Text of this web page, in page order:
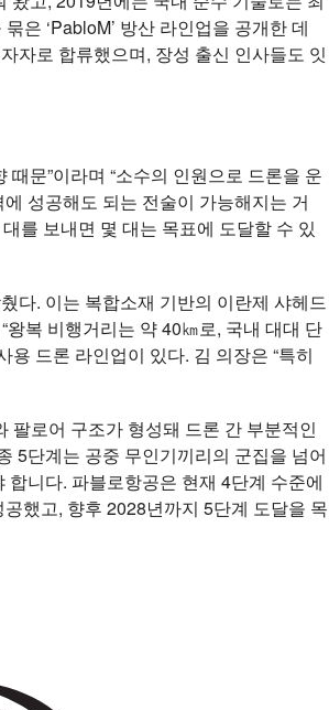
은 ‘PabloM’ 방산 라인업을 공개한 데
자로 합류했으며, 장성 출신 인사들도 잇
문”이라며 “소수의 인원으로 드론을 운
성공해도 되는 전술이 가능해지는 거
를 보내면 몇 대는 목표에 도달할 수 있
다. 이는 복합소재 기반의 이란제 샤헤드
복 비행거리는 약 40㎞로, 국내 대대 단
드론 라인업이 있다. 김 의장은 “특히
팔로어 구조가 형성돼 드론 간 부분적인
5단계는 공중 무인기끼리의 군집을 넘어
니다. 파블로항공은 현재 4단계 수준에
했고, 향후 2028년까지 5단계 도달을 목